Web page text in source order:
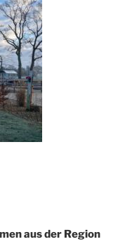
aus der Region